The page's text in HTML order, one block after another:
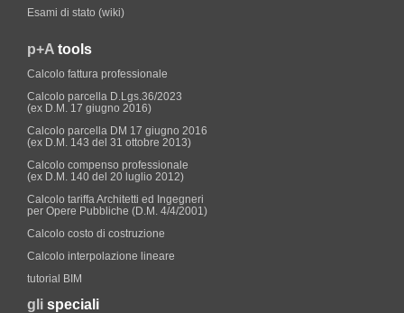
Esami di stato (wiki)
p+A tools
Calcolo fattura professionale
Calcolo parcella D.Lgs.36/2023
(ex D.M. 17 giugno 2016)
Calcolo parcella DM 17 giugno 2016
(ex D.M. 143 del 31 ottobre 2013)
Calcolo compenso professionale
(ex D.M. 140 del 20 luglio 2012)
Calcolo tariffa Architetti ed Ingegneri
per Opere Pubbliche (D.M. 4/4/2001)
Calcolo costo di costruzione
Calcolo interpolazione lineare
tutorial BIM
gli speciali